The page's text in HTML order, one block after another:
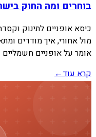
בוחרים ומה החוק
כיסא אופניים לתינוק
מול אחורי, איך מודדים
אומר על אופניים חשמליים
קרא עוד←